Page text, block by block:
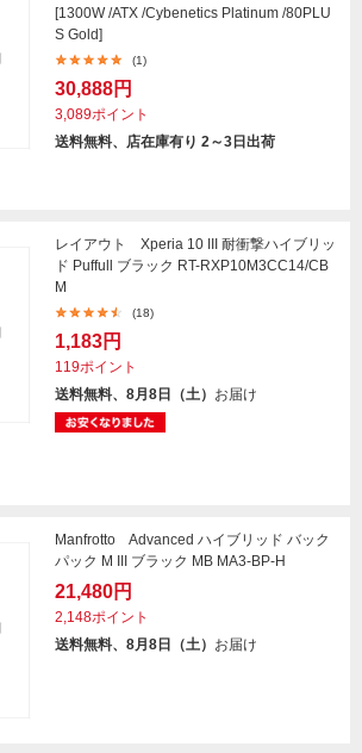
[1300W /ATX /Cybenetics Platinum /80PLU
S Gold]
(1)
30,888円
3,089ポイント
送料無料、店在庫有り 2～3日出荷
レイアウト Xperia 10 III 耐衝撃ハイブリッ
ド Puffull ブラック RT-RXP10M3CC14/CB
M
(18)
1,183円
119ポイント
送料無料、8月8日（土） お届け
Manfrotto Advanced ハイブリッド バック
パック M III ブラック MB MA3-BP-H
21,480円
2,148ポイント
送料無料、8月8日（土） お届け